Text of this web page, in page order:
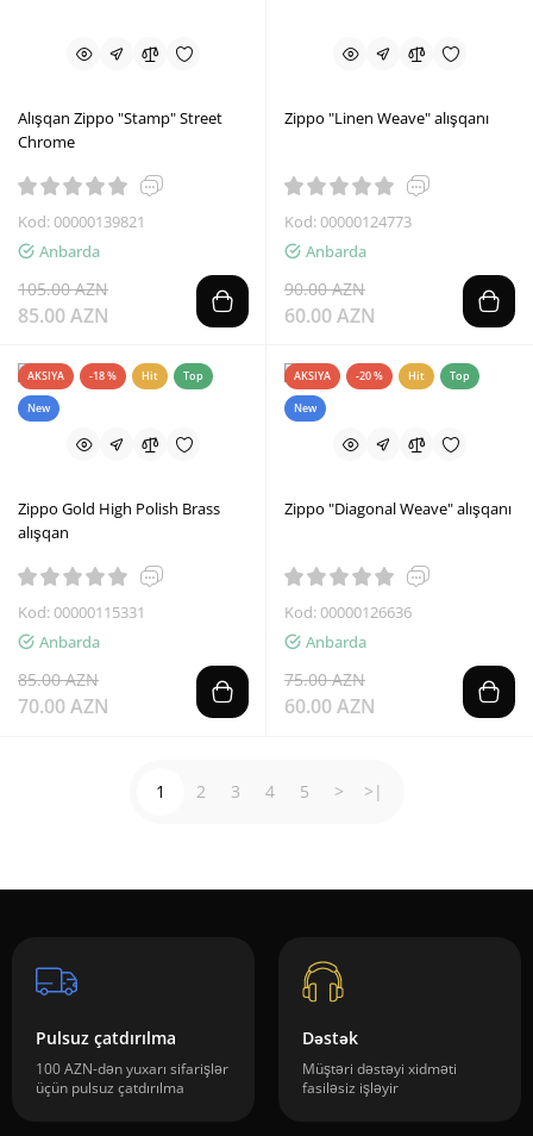
Alışqan Zippo "Stamp" Street
Chrome
Kod: 00000139821
Anbarda
105.00 AZN
85.00 AZN
Zippo "Linen Weave" alışqanı
Kod: 00000124773
Anbarda
90.00 AZN
60.00 AZN
AKSIYA -18 % Hit Top
New
Zippo Gold High Polish Brass
alışqan
Kod: 00000115331
Anbarda
85.00 AZN
70.00 AZN
AKSIYA -20 % Hit Top
New
Zippo "Diagonal Weave" alışqanı
Kod: 00000126636
Anbarda
75.00 AZN
60.00 AZN
1 2 3 4 5 > >|
Pulsuz çatdırılma
100 AZN-dən yuxarı sifarişlər
üçün pulsuz çatdırılma
Dəstək
Müştəri dəstəyi xidməti
fasiləsiz işləyir